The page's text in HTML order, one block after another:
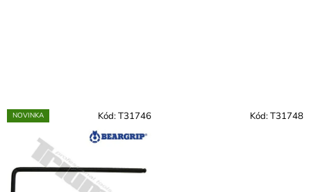
NOVINKA Kód:T31746 Kód:T31748